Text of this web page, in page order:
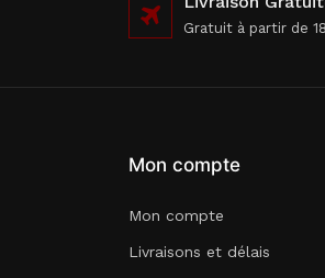
Gratuit à partir de
Mon compte
Mon compte
Livraisons et délais